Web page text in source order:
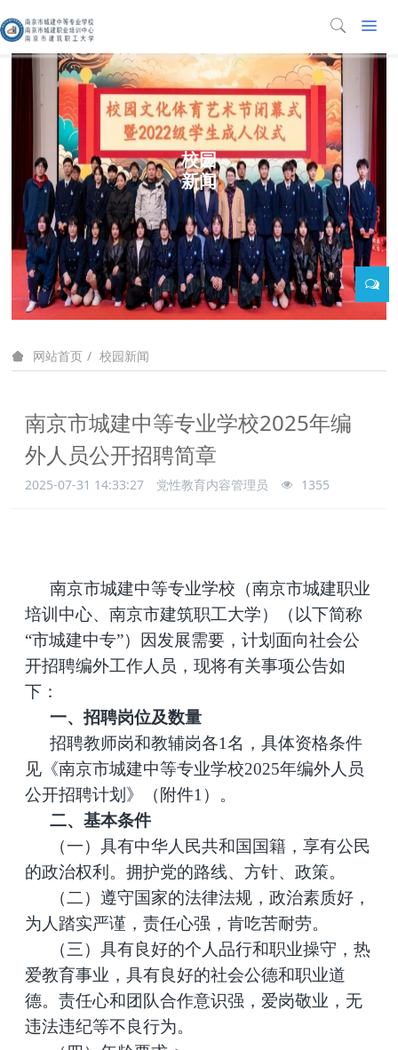
校园
新闻
网站首页 校园新闻
南京市城建中等专业学校2025年编
外人员公开招聘简章
2025-07-31 14:33:27 党性教育内容管理员 1355
南京市城建中等专业学校（南京市城建职业
培训中心、南京市建筑职工大学）（以下简称
“市城建中专”）因发展需要，计划面向社会公
开招聘编外工作人员，现将有关事项公告如
下：
一、招聘岗位及数量
招聘教师岗和教辅岗各1名，具体资格条件
见《南京市城建中等专业学校2025年编外人员
公开招聘计划》（附件1）。
二、基本条件
（一）具有中华人民共和国国籍，享有公民
的政治权利。拥护党的路线、方针、政策。
（二）遵守国家的法律法规，政治素质好，
为人踏实严谨，责任心强，肯吃苦耐劳。
（三）具有良好的个人品行和职业操守，热
爱教育事业，具有良好的社会公德和职业道
德。责任心和团队合作意识强，爱岗敬业，无
违法违纪等不良行为。